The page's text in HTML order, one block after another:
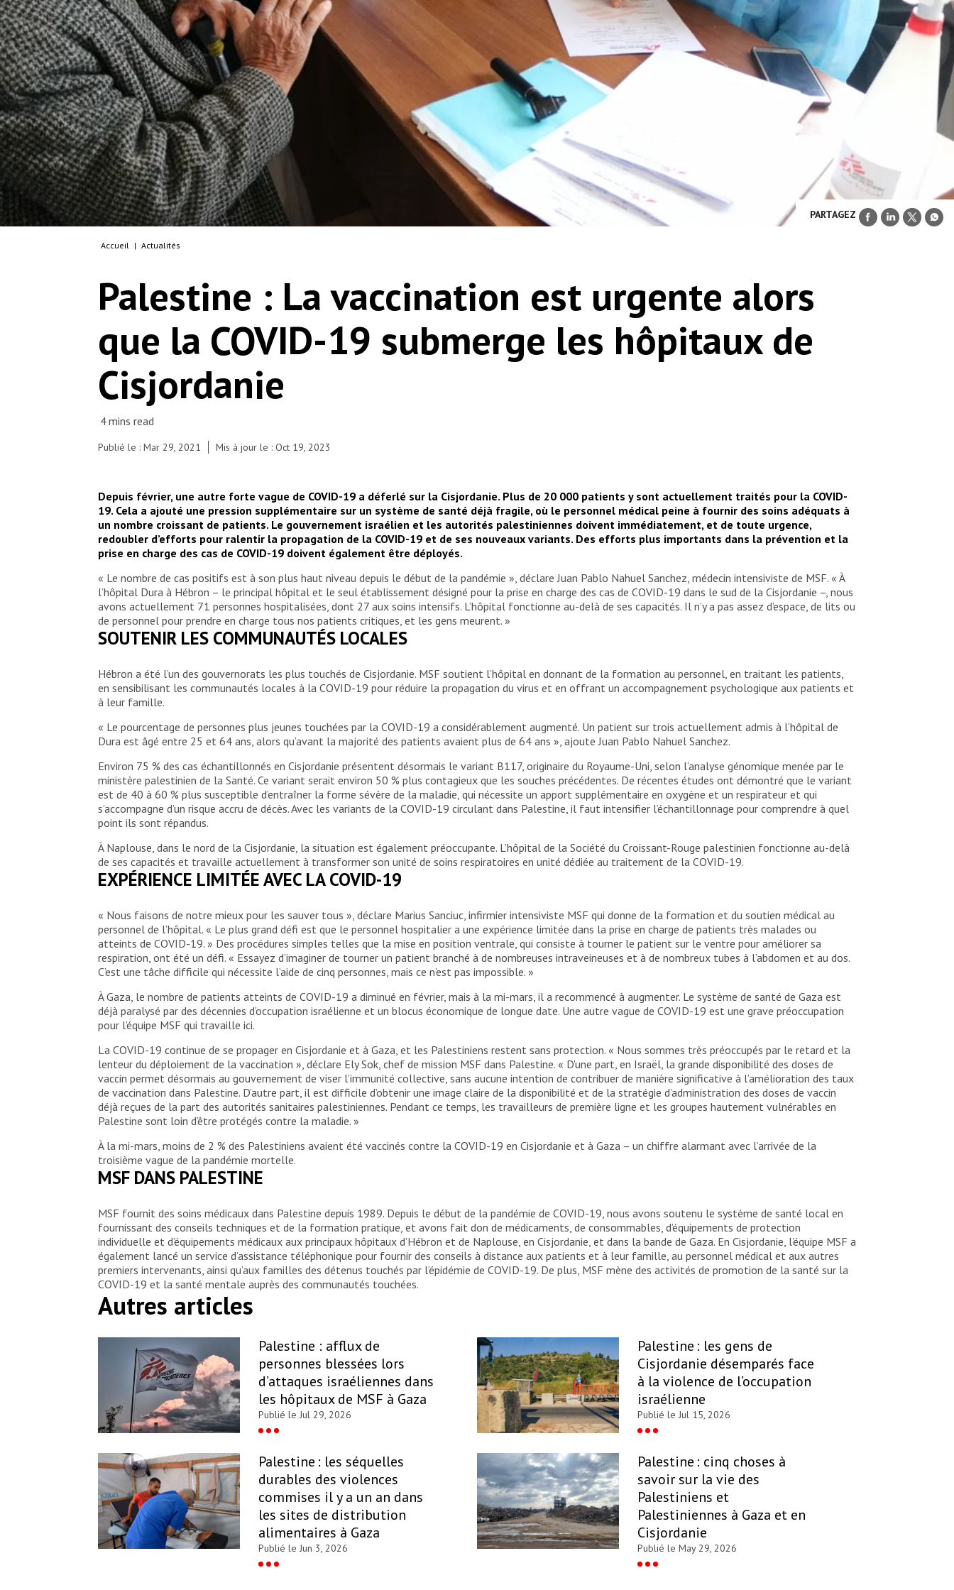
PARTAGEZ
Accueil | Actualités
Palestine : La vaccination est urgente alors
que la COVID-19 submerge les hôpitaux de
Cisjordanie
Publié le : Mar 29, 2021 Mis à jour le : Oct 19, 2023
Depuis février, une autre forte vague de COVID-19 a déferlé sur la Cisjordanie. Plus de 20 000 patients y sont actuellement traités pour la COVID-
19. Cela a ajouté une pression supplémentaire sur un système de santé déjà fragile, où le personnel médical peine à fournir des soins adéquats à
un nombre croissant de patients. Le gouvernement israélien et les autorités palestiniennes doivent immédiatement, et de toute urgence,
redoubler d’efforts pour ralentir la propagation de la COVID-19 et de ses nouveaux variants. Des efforts plus importants dans la prévention et la
prise en charge des cas de COVID-19 doivent également être déployés.
« Le nombre de cas positifs est à son plus haut niveau depuis le début de la pandémie », déclare Juan Pablo Nahuel Sanchez, médecin intensiviste de MSF. « À
l’hôpital Dura à Hébron – le principal hôpital et le seul établissement désigné pour la prise en charge des cas de COVID-19 dans le sud de la Cisjordanie –, nous
avons actuellement 71 personnes hospitalisées, dont 27 aux soins intensifs. L’hôpital fonctionne au-delà de ses capacités. Il n’y a pas assez d’espace, de lits ou
de personnel pour prendre en charge tous nos patients critiques, et les gens meurent. »
SOUTENIR LES COMMUNAUTÉS LOCALES
Hébron a été l’un des gouvernorats les plus touchés de Cisjordanie. MSF soutient l’hôpital en donnant de la formation au personnel, en traitant les patients,
en sensibilisant les communautés locales à la COVID-19 pour réduire la propagation du virus et en offrant un accompagnement psychologique aux patients et
à leur famille.
« Le pourcentage de personnes plus jeunes touchées par la COVID-19 a considérablement augmenté. Un patient sur trois actuellement admis à l’hôpital de
Dura est âgé entre 25 et 64 ans, alors qu’avant la majorité des patients avaient plus de 64 ans », ajoute Juan Pablo Nahuel Sanchez.
Environ 75 % des cas échantillonnés en Cisjordanie présentent désormais le variant B117, originaire du Royaume-Uni, selon l’analyse génomique menée par le
ministère palestinien de la Santé. Ce variant serait environ 50 % plus contagieux que les souches précédentes. De récentes études ont démontré que le variant
est de 40 à 60 % plus susceptible d’entraîner la forme sévère de la maladie, qui nécessite un apport supplémentaire en oxygène et un respirateur et qui
s’accompagne d’un risque accru de décès. Avec les variants de la COVID-19 circulant dans Palestine, il faut intensifier l’échantillonnage pour comprendre à quel
point ils sont répandus.
À Naplouse, dans le nord de la Cisjordanie, la situation est également préoccupante. L’hôpital de la Société du Croissant-Rouge palestinien fonctionne au-delà
de ses capacités et travaille actuellement à transformer son unité de soins respiratoires en unité dédiée au traitement de la COVID-19.
EXPÉRIENCE LIMITÉE AVEC LA COVID-19
« Nous faisons de notre mieux pour les sauver tous », déclare Marius Sanciuc, infirmier intensiviste MSF qui donne de la formation et du soutien médical au
personnel de l’hôpital. « Le plus grand défi est que le personnel hospitalier a une expérience limitée dans la prise en charge de patients très malades ou
atteints de COVID-19. » Des procédures simples telles que la mise en position ventrale, qui consiste à tourner le patient sur le ventre pour améliorer sa
respiration, ont été un défi. « Essayez d’imaginer de tourner un patient branché à de nombreuses intraveineuses et à de nombreux tubes à l’abdomen et au dos.
C’est une tâche difficile qui nécessite l’aide de cinq personnes, mais ce n’est pas impossible. »
À Gaza, le nombre de patients atteints de COVID-19 a diminué en février, mais à la mi-mars, il a recommencé à augmenter. Le système de santé de Gaza est
déjà paralysé par des décennies d’occupation israélienne et un blocus économique de longue date. Une autre vague de COVID-19 est une grave préoccupation
pour l’équipe MSF qui travaille ici.
La COVID-19 continue de se propager en Cisjordanie et à Gaza, et les Palestiniens restent sans protection. « Nous sommes très préoccupés par le retard et la
lenteur du déploiement de la vaccination », déclare Ely Sok, chef de mission MSF dans Palestine. « D’une part, en Israël, la grande disponibilité des doses de
vaccin permet désormais au gouvernement de viser l’immunité collective, sans aucune intention de contribuer de manière significative à l’amélioration des taux
de vaccination dans Palestine. D’autre part, il est difficile d’obtenir une image claire de la disponibilité et de la stratégie d’administration des doses de vaccin
déjà reçues de la part des autorités sanitaires palestiniennes. Pendant ce temps, les travailleurs de première ligne et les groupes hautement vulnérables en
Palestine sont loin d’être protégés contre la maladie. »
À la mi-mars, moins de 2 % des Palestiniens avaient été vaccinés contre la COVID-19 en Cisjordanie et à Gaza – un chiffre alarmant avec l’arrivée de la
troisième vague de la pandémie mortelle.
MSF DANS PALESTINE
MSF fournit des soins médicaux dans Palestine depuis 1989. Depuis le début de la pandémie de COVID-19, nous avons soutenu le système de santé local en
fournissant des conseils techniques et de la formation pratique, et avons fait don de médicaments, de consommables, d’équipements de protection
individuelle et d’équipements médicaux aux principaux hôpitaux d’Hébron et de Naplouse, en Cisjordanie, et dans la bande de Gaza. En Cisjordanie, l’équipe MSF a
également lancé un service d’assistance téléphonique pour fournir des conseils à distance aux patients et à leur famille, au personnel médical et aux autres
premiers intervenants, ainsi qu’aux familles des détenus touchés par l’épidémie de COVID-19. De plus, MSF mène des activités de promotion de la santé sur la
COVID-19 et la santé mentale auprès des communautés touchées.
Autres articles
Palestine : afflux de
personnes blessées lors
d’attaques israéliennes dans
les hôpitaux de MSF à Gaza
Publié le Jul 29, 2026
Palestine : les gens de
Cisjordanie désemparés face
à la violence de l’occupation
israélienne
Publié le Jul 15, 2026
Palestine : les séquelles
durables des violences
commises il y a un an dans
les sites de distribution
alimentaires à Gaza
Publié le Jun 3, 2026
Palestine : cinq choses à
savoir sur la vie des
Palestiniens et
Palestiniennes à Gaza et en
Cisjordanie
Publié le May 29, 2026